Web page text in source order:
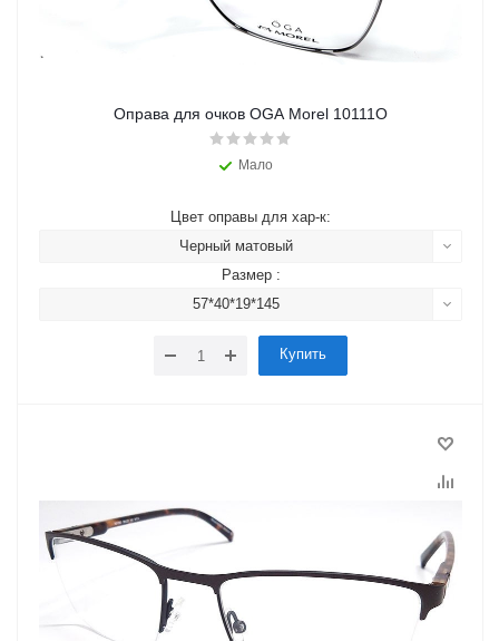
Оправа для очков OGA Morel 10111O
Мало
Цвет оправы для хар-к:
Черный матовый
Размер :
57*40*19*145
Купить